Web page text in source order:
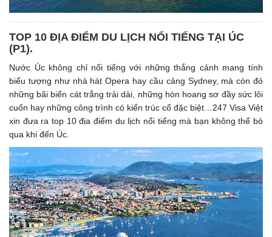
TOP 10 ĐỊA ĐIỂM DU LỊCH NỔI TIẾNG TẠI ÚC
(P1). ​
Nước Úc không chỉ nổi tiếng với những thắng cảnh mang tính
biểu tượng như nhà hát Opera hay cầu cảng Sydney, mà còn đó
những bãi biển cát trắng trải dài, những hòn hoang sơ đầy sức lôi
cuốn hay những công trình có kiến trúc cổ đặc biệt…247 Visa Việt
xin đưa ra top 10 địa điểm du lịch nổi tiếng mà bạn không thể bỏ
qua khi đến Úc.